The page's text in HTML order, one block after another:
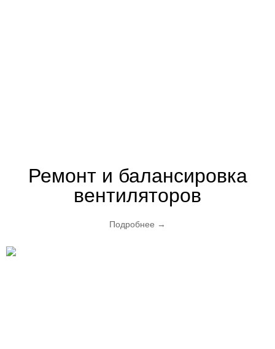
Ремонт и балансировка
вентиляторов
Подробнее →